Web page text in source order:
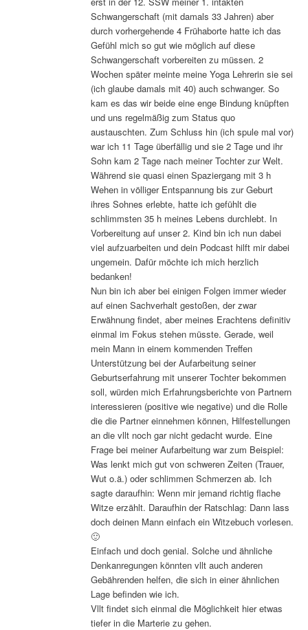
Schwangerschaft (mit damals 33 Jahren) aber
durch vorhergehende 4 Frühaborte hatte ich das
Gefühl mich so gut wie möglich auf diese
Schwangerschaft vorbereiten zu müssen. 2
Wochen später meinte meine Yoga Lehrerin sie sei
(ich glaube damals mit 40) auch schwanger. So
kam es das wir beide eine enge Bindung knüpften
und uns regelmäßig zum Status quo
austauschten. Zum Schluss hin (ich spule mal vor)
war ich 11 Tage überfällig und sie 2 Tage und ihr
Sohn kam 2 Tage nach meiner Tochter zur Welt.
Während sie quasi einen Spaziergang mit 3 h
Wehen in völliger Entspannung bis zur Geburt
ihres Sohnes erlebte, hatte ich gefühlt die
schlimmsten 35 h meines Lebens durchlebt. In
Vorbereitung auf unser 2. Kind bin ich nun dabei
viel aufzuarbeiten und dein Podcast hilft mir dabei
ungemein. Dafür möchte ich mich herzlich
bedanken!
Nun bin ich aber bei einigen Folgen immer wieder
auf einen Sachverhalt gestoßen, der zwar
Erwähnung findet, aber meines Erachtens definitiv
einmal im Fokus stehen müsste. Gerade, weil
mein Mann in einem kommenden Treffen
Unterstützung bei der Aufarbeitung seiner
Geburtserfahrung mit unserer Tochter bekommen
soll, würden mich Erfahrungsberichte von Partnern
interessieren (positive wie negative) und die Rolle
die die Partner einnehmen können, Hilfestellungen
an die vllt noch gar nicht gedacht wurde. Eine
Frage bei meiner Aufarbeitung war zum Beispiel:
Was lenkt mich gut von schweren Zeiten (Trauer,
Wut o.ä.) oder schlimmen Schmerzen ab. Ich
sagte daraufhin: Wenn mir jemand richtig flache
Witze erzählt. Daraufhin der Ratschlag: Dann lass
doch deinen Mann einfach ein Witzebuch vorlesen.
🙂
Einfach und doch genial. Solche und ähnliche
Denkanregungen könnten vllt auch anderen
Gebährenden helfen, die sich in einer ähnlichen
Lage befinden wie ich.
Vllt findet sich einmal die Möglichkeit hier etwas
tiefer in die Marterie zu gehen.